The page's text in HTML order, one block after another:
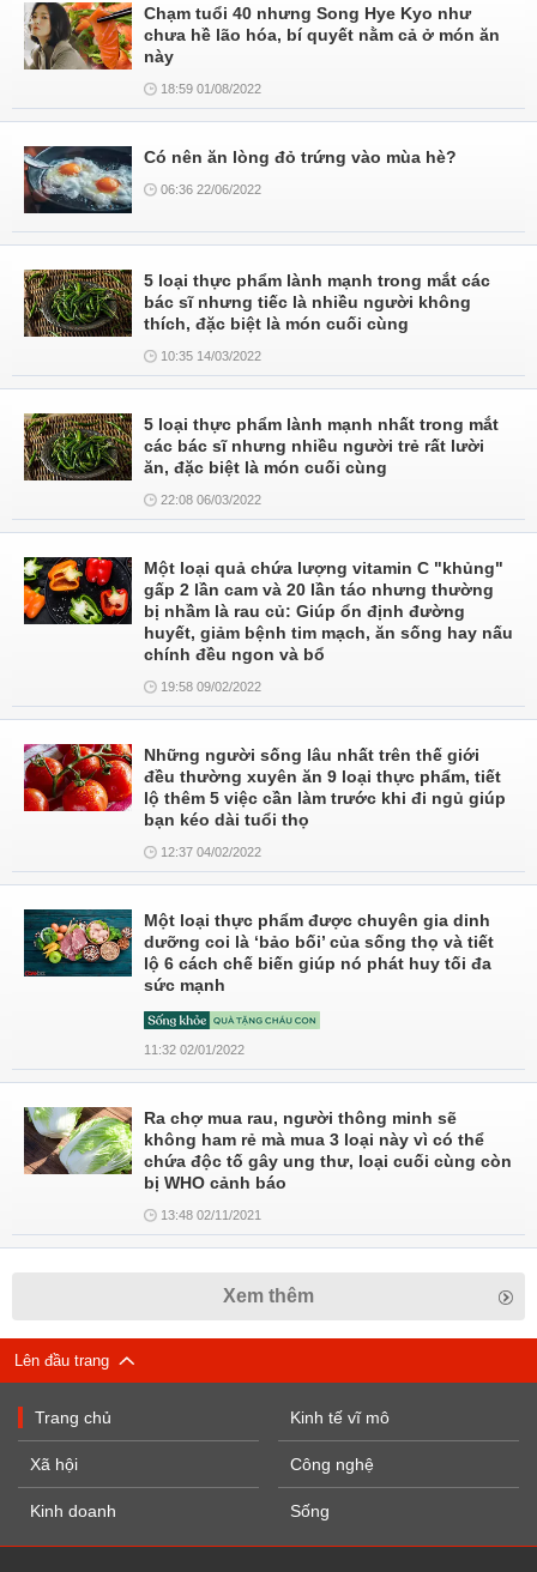
Chạm tuổi 40 nhưng Song Hye Kyo như
chưa hề lão hóa, bí quyết nằm cả ở món ăn
này
18:59 01/08/2022
Có nên ăn lòng đỏ trứng vào mùa hè?
06:36 22/06/2022
5 loại thực phẩm lành mạnh trong mắt các
bác sĩ nhưng tiếc là nhiều người không
thích, đặc biệt là món cuối cùng
10:35 14/03/2022
5 loại thực phẩm lành mạnh nhất trong mắt
các bác sĩ nhưng nhiều người trẻ rất lười
ăn, đặc biệt là món cuối cùng
22:08 06/03/2022
Một loại quả chứa lượng vitamin C "khủng"
gấp 2 lần cam và 20 lần táo nhưng thường
bị nhầm là rau củ: Giúp ổn định đường
huyết, giảm bệnh tim mạch, ăn sống hay nấu
chính đều ngon và bổ
19:58 09/02/2022
Những người sống lâu nhất trên thế giới
đều thường xuyên ăn 9 loại thực phẩm, tiết
lộ thêm 5 việc cần làm trước khi đi ngủ giúp
bạn kéo dài tuổi thọ
12:37 04/02/2022
Một loại thực phẩm được chuyên gia dinh
dưỡng coi là ‘bảo bối’ của sống thọ và tiết
lộ 6 cách chế biến giúp nó phát huy tối đa
sức mạnh
11:32 02/01/2022
Ra chợ mua rau, người thông minh sẽ
không ham rẻ mà mua 3 loại này vì có thể
chứa độc tố gây ung thư, loại cuối cùng còn
bị WHO cảnh báo
13:48 02/11/2021
Xem thêm
Lên đầu trang
Trang chủ
Xã hội
Kinh doanh
Kinh tế vĩ mô
Công nghệ
Sống